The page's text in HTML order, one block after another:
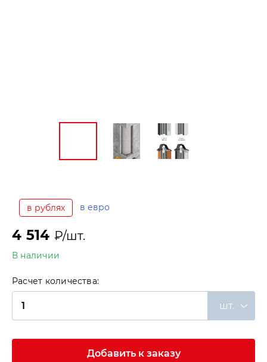
в рублях в евро
4 514 ₽/шт.
В наличии
Расчет количества:
шт.
Добавить к заказу